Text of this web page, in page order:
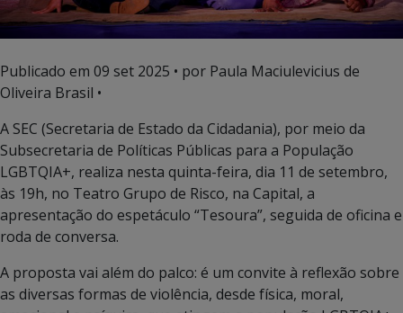
Publicado em 09 set 2025 • por Paula Maciulevicius de
Oliveira Brasil •
A SEC (Secretaria de Estado da Cidadania), por meio da
Subsecretaria de Políticas Públicas para a População
LGBTQIA+, realiza nesta quinta-feira, dia 11 de setembro,
às 19h, no Teatro Grupo de Risco, na Capital, a
apresentação do espetáculo “Tesoura”, seguida de oficina e
roda de conversa.
A proposta vai além do palco: é um convite à reflexão sobre
as diversas formas de violência, desde física, moral,